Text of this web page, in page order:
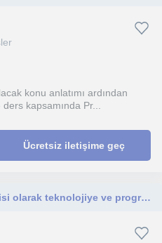
konu anlatımı ardından
kapsamında Pr...
Ücretsiz iletişime geç
Veri Bilimi ve Analitiği öğrencisi olarak teknolojiye ve programlamaya hevesliyim. Derslerim programlamaya heveslilere yönelik.